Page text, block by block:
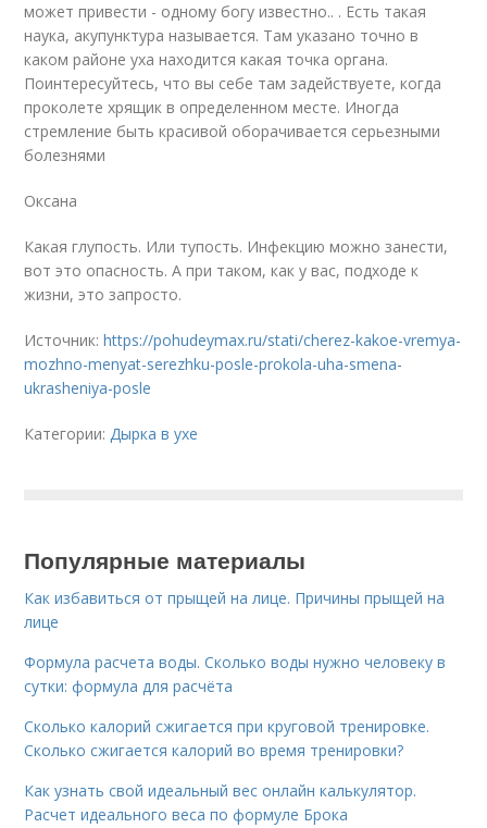
может привести - одному богу известно.. . Есть такая
наука, акупунктура называется. Там указано точно в
каком районе уха находится какая точка органа.
Поинтересуйтесь, что вы себе там задействуете, когда
проколете хрящик в определенном месте. Иногда
стремление быть красивой оборачивается серьезными
болезнями
Оксана
Какая глупость. Или тупость. Инфекцию можно занести,
вот это опасность. А при таком, как у вас, подходе к
жизни, это запросто.
Источник:https://pohudeymax.ru/stati/cherez-kakoe-vremya-
mozhno-menyat-serezhku-posle-prokola-uha-smena-
ukrasheniya-posle
Категории: Дырка в ухе
Популярные материалы
Как избавиться от прыщей на лице. Причины прыщей на
лице
Формула расчета воды. Сколько воды нужно человеку в
сутки: формула для расчёта
Сколько калорий сжигается при круговой тренировке.
Сколько сжигается калорий во время тренировки?
Как узнать свой идеальный вес онлайн калькулятор.
Расчет идеального веса по формуле Брока